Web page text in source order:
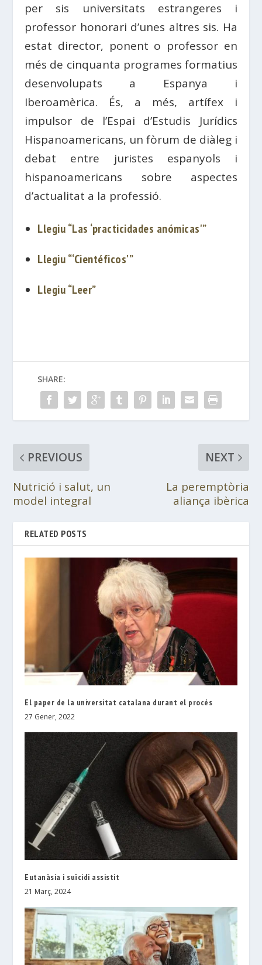
per sis universitats estrangeres i
professor honorari d’unes altres sis. Ha
estat director, ponent o professor en
més de cinquanta programes formatius
desenvolupats a Espanya i
Iberoamèrica. És, a més, artífex i
impulsor de l’Espai d’Estudis Jurídics
Hispanoamericans, un fòrum de diàleg i
debat entre juristes espanyols i
hispanoamericans sobre aspectes
d’actualitat a la professió.
Llegiu “Las ‘practicidades anómicas'”
Llegiu “‘Cientéficos'”
Llegiu “Leer”
SHARE:
PREVIOUS
Nutrició i salut, un
model integral
NEXT
La peremptòria
aliança ibèrica
RELATED POSTS
El paper de la universitat catalana durant el procés
27 Gener, 2022
Eutanàsia i suïcidi assistit
21 Març, 2024